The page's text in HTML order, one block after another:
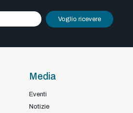
Voglio ricevere
Media
Eventi
Notizie